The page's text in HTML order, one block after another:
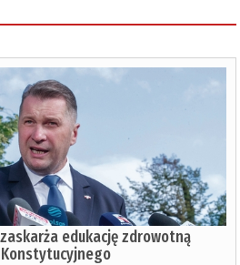
edukację zdrowotną
Konstytucyjnego